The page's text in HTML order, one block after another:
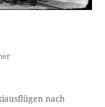
nach